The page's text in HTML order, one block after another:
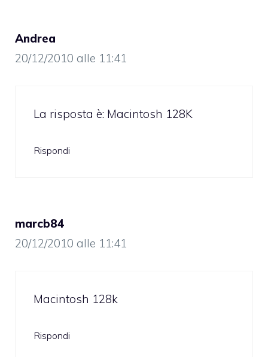
Andrea
20/12/2010 alle 11:41
La risposta è: Macintosh 128K
Rispondi
marcb84
20/12/2010 alle 11:41
Macintosh 128k
Rispondi